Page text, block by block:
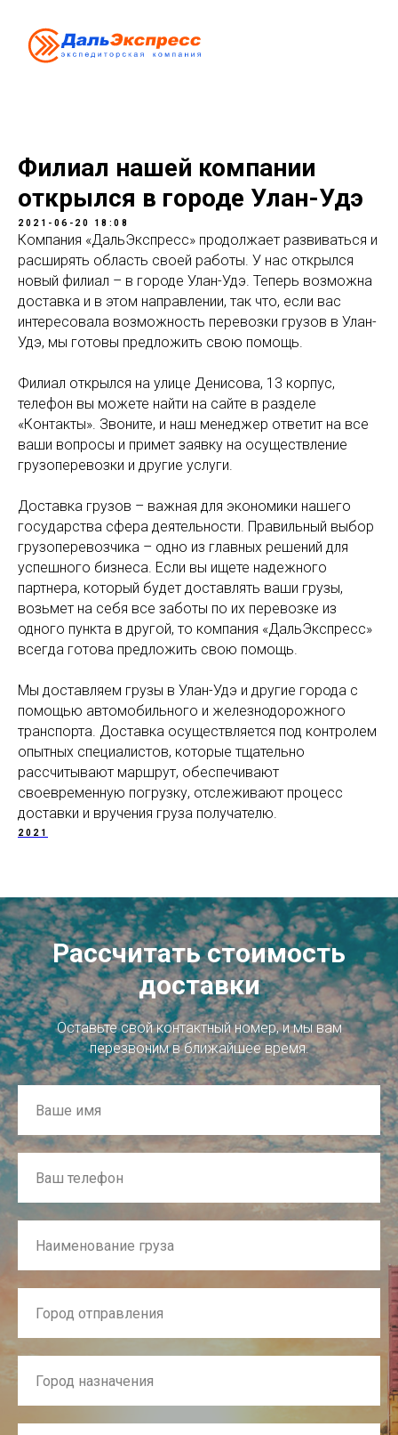
Филиал нашей компании
открылся в городе Улан-Удэ
2021-06-20 18:08
Компания «ДальЭкспресс» продолжает развиваться и
расширять область своей работы. У нас открылся
новый филиал – в городе Улан-Удэ. Теперь возможна
доставка и в этом направлении, так что, если вас
интересовала возможность перевозки грузов в Улан-
Удэ, мы готовы предложить свою помощь.
Филиал открылся на улице Денисова, 13 корпус,
телефон вы можете найти на сайте в разделе
«Контакты». Звоните, и наш менеджер ответит на все
ваши вопросы и примет заявку на осуществление
грузоперевозки и другие услуги.
Доставка грузов – важная для экономики нашего
государства сфера деятельности. Правильный выбор
грузоперевозчика – одно из главных решений для
успешного бизнеса. Если вы ищете надежного
партнера, который будет доставлять ваши грузы,
возьмет на себя все заботы по их перевозке из
одного пункта в другой, то компания «ДальЭкспресс»
всегда готова предложить свою помощь.
Мы доставляем грузы в Улан-Удэ и другие города с
помощью автомобильного и железнодорожного
транспорта. Доставка осуществляется под контролем
опытных специалистов, которые тщательно
рассчитывают маршрут, обеспечивают
своевременную погрузку, отслеживают процесс
доставки и вручения груза получателю.
2021
Рассчитать стоимость
доставки
Оставьте свой контактный номер, и мы вам
перезвоним в ближайшее время.